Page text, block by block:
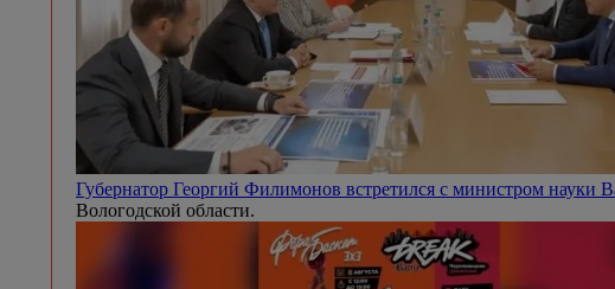
Губернатор Георгий Филимонов встретился с министром науки
Вологодской области.